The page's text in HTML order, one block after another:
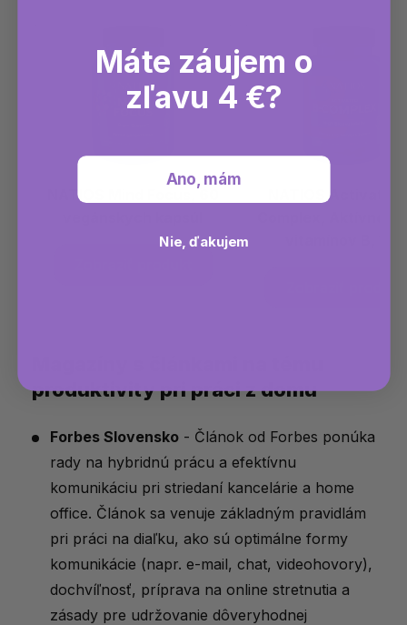
NATIOS Mind Focus, 60
NATIOS Activated
produktivity pri práci z domu
Forbes Slovensko - Článok od Forbes ponúka
rady na hybridnú prácu a efektívnu
komunikáciu pri striedaní kancelárie a home
office. Článok sa venuje základným pravidlám
pri práci na diaľku, ako sú optimálne formy
komunikácie (napr. e-mail, chat, videohovory),
dochvíľnosť, príprava na online stretnutia a
zásady pre udržovanie dôveryhodnej
Máte záujem o
zľavu 4 €?
Ano, mám
Nie, ďakujem